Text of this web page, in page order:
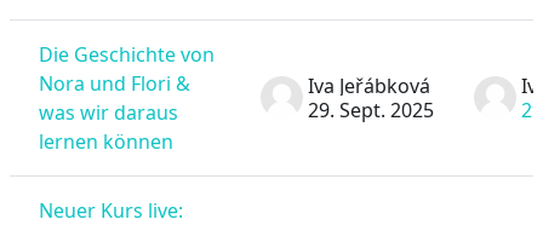
Die Geschichte von
Nora und Flori &
was wir daraus
lernen können
Iva Jeřábková
29. Sept. 2025
Neuer Kurs live: